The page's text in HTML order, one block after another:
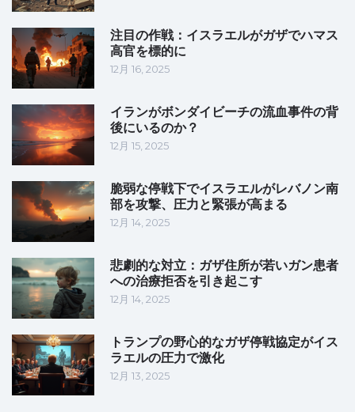
注目の作戦：イスラエルがガザでハマス
高官を標的に
12月 16, 2025
イランがボンダイビーチの流血事件の背
後にいるのか？
12月 15, 2025
脆弱な停戦下でイスラエルがレバノン南
部を攻撃、圧力と緊張が高まる
12月 14, 2025
悲劇的な対立：ガザ住所が若いガン患者
への治療拒否を引き起こす
12月 14, 2025
トランプの野心的なガザ停戦協定がイス
ラエルの圧力で激化
12月 13, 2025